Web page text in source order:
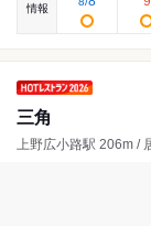
情報
三角
上野広小路駅 206m /